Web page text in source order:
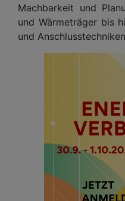
Machbarkeit und
und Wärmeträger bis
und